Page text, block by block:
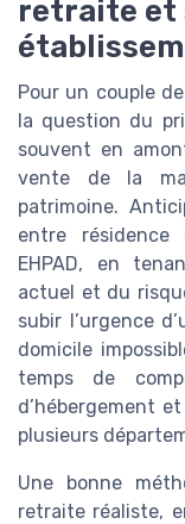
retraite et
Pour un couple
la question du
souvent en
vente de la
patrimoine.
entre résidence
EHPAD, en
actuel et du
subir l’urgence
domicile
temps de
d’hébergement
plusieurs
Une bonne
retraite réaliste,